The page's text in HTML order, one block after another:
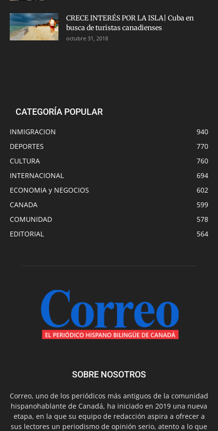
CRECE INTERÉS POR LA ISLA| Cuba en
busca de turistas canadienses
octubre 31, 2018
CATEGORÍA POPULAR
INMIGRACION
940
DEPORTES
770
CULTURA
760
INTERNACIONAL
694
ECONOMIA y NEGOCIOS
602
CANADA
599
COMUNIDAD
578
EDITORIAL
564
SOBRE NOSOTROS
Correo, uno de los periódicos más antiguos de la comunidad
hispanohablante de Canadá, ha iniciado en 2019 una nueva
etapa, en la que su equipo de redacción aspira a ofrecer a
sus lectores un periodismo de opinión serio, atento a lo que